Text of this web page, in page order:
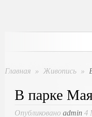
Главная » Живопись »
В парке
Опубликовано admin 4